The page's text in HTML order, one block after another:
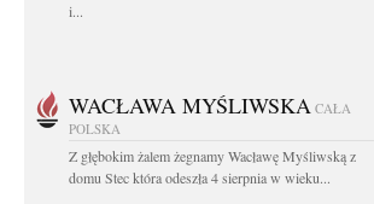
i...
WACŁAWA MYŚLIWSKA CAŁA
POLSKA
Z głębokim żalem żegnamy Wacławę Myśliwską z
domu Stec która odeszła 4 sierpnia w wieku...